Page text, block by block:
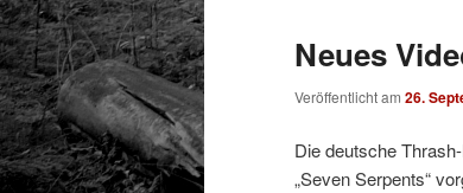
Neues
Veröffentlicht am 26.
Die deutsche
„Seven Serpents“